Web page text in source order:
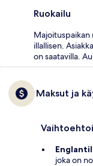
Ruokailu
Majoituspaikan
illallisen.
on saatavilla.
Maksut ja
joka on